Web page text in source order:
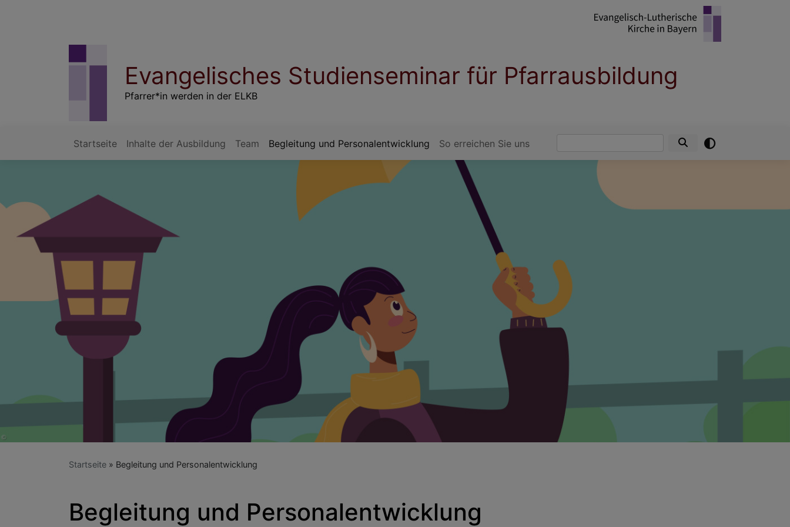
Evangelisches Studienseminar für Pfarrausbildung
Pfarrer*in werden in der ELKB
Hauptnavigation
Startseite Inhalte der Ausbildung Team Begleitung und Personalentwicklung So erreichen Sie uns
Startseite Begleitung und Personalentwicklung
Begleitung und Personalentwicklung